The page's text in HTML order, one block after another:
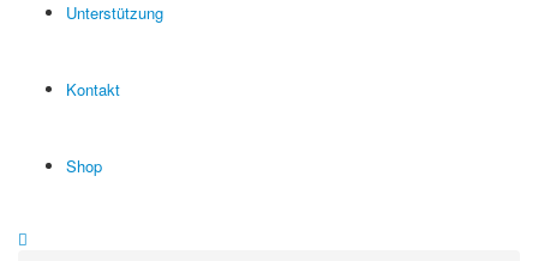
Unterstützung
Kontakt
Shop